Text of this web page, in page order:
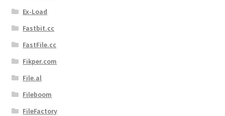
Ex-Load
Fastbit.cc
FastFile.cc
Fikper.com
File.al
Fileboom
FileFactory